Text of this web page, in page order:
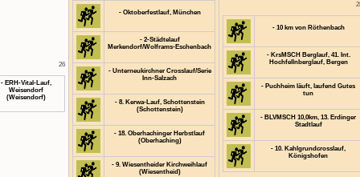
26
- ERH-Vital-Lauf,
Weisendorf
(Weisendorf)
- Oktoberfestlauf, München
- 2-Städtelauf
Merkendorf/Wolframs-Eschenbach
- Unterneukirchner Crosslauf/Serie
Inn-Salzach
- 8. Kerwa-Lauf, Schottenstein
(Schottenstein)
- 18. Oberhachinger Herbstlauf
(Oberhaching)
- 9. Wiesentheider Kirchweihlauf
(Wiesentheid)
- 10 km von Röthenbach
- KrsMSCH Berglauf, 41. Int.
Hochfellnberglauf, Bergen
- Puchheim läuft, laufend Gutes
tun
- BLVMSCH 10,0km, 13. Erdinger
Stadtlauf
- 10. Kahlgrundcrosslauf,
Königshofen